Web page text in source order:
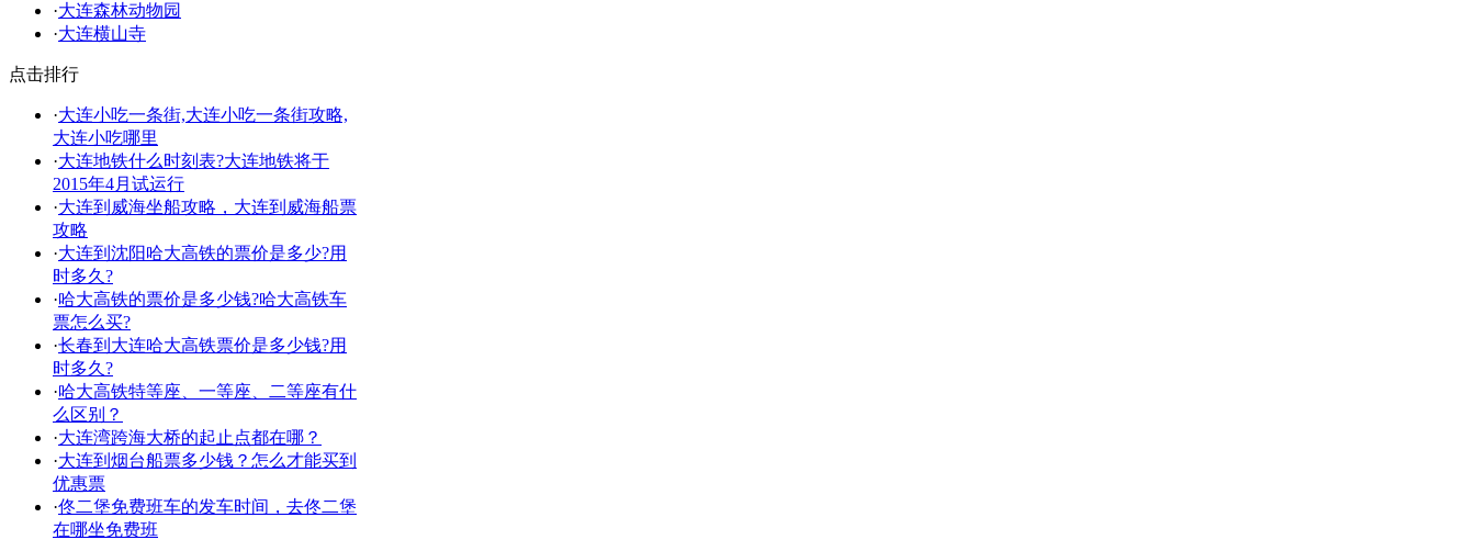
·大连森林动物园
·大连横山寺
点击排行
·大连小吃一条街,大连小吃一条街攻略,
大连小吃哪里
·大连地铁什么时刻表?大连地铁将于
2015年4月试运行
·大连到威海坐船攻略，大连到威海船票
攻略
·大连到沈阳哈大高铁的票价是多少?用
时多久?
·哈大高铁的票价是多少钱?哈大高铁车
票怎么买?
·长春到大连哈大高铁票价是多少钱?用
时多久?
·哈大高铁特等座、一等座、二等座有什
么区别？
·大连湾跨海大桥的起止点都在哪？
·大连到烟台船票多少钱？怎么才能买到
优惠票
·佟二堡免费班车的发车时间，去佟二堡
在哪坐免费班